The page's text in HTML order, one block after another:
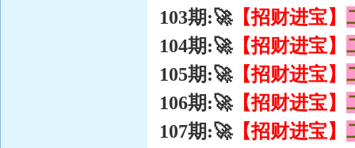
103期:🚀【招财进宝】
104期:🚀【招财进宝】
105期:🚀【招财进宝】
106期:🚀【招财进宝】
107期:🚀【招财进宝】